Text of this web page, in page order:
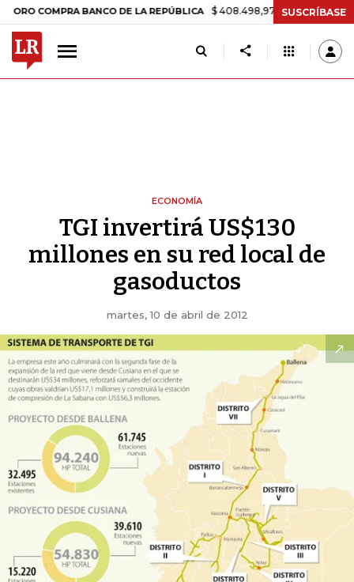
BANCO DE LA REPÚBLICA $ 408.498,97 +$ 8.753,81 +2,19%
SUSCRÍBASE
ECONOMÍA
TGI invertirá US$130
millones en su red local de
gasoductos
martes, 10 de abril de 2012